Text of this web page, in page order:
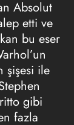
Absolut
etti ve
bu eser
şişesi ile
gibi
fazla